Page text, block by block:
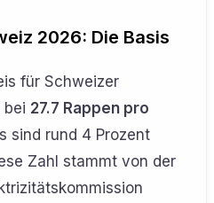
2026: Die Basis
für Schweizer
bei 27.7 Rappen pro
sind rund 4 Prozent
Zahl stammt von der